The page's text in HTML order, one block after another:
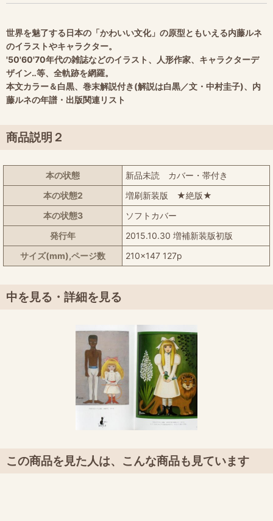
世界を魅了する日本の「かわいい文化」の原型ともいえる内藤ルネ
のイラストやキャラクター。
'50'60'70年代の雑誌などのイラスト、人形作家、キャラクターデ
ザイン‥等、全軌跡を網羅。
本文カラー＆白黒、巻末解説付き(解説は白黒／文・中村圭子)、内
藤ルネの年譜・出版関連リスト
商品説明２
本の状態
新品未読 カバー・帯付き
本の状態2
増刷新装版 ★絶版★
本の状態3
ソフトカバー
発行年
2015.10.30 増補新装版初版
サイズ(mm),ページ数
210x147 127p
中を見る・詳細を見る
この商品を見た人は、こんな商品も見ています